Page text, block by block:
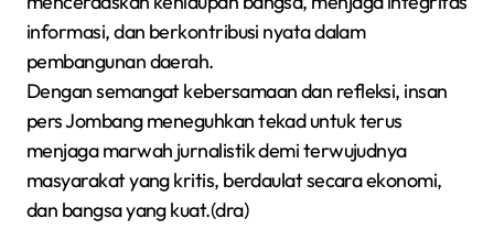
informasi, dan berkontribusi nyata dalam
pembangunan daerah.
Dengan semangat kebersamaan dan refleksi, insan
pers Jombang meneguhkan tekad untuk terus
menjaga marwah jurnalistik demi terwujudnya
masyarakat yang kritis, berdaulat secara ekonomi,
dan bangsa yang kuat.(dra)